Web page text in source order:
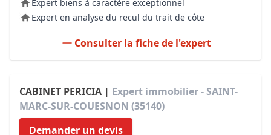
Expert biens à caractère exceptionnel
Expert en analyse du recul du trait de côte
Consulter la fiche de l'expert
CABINET PERICIA | Expert immobilier - SAINT-
MARC-SUR-COUESNON (35140)
Demander un devis